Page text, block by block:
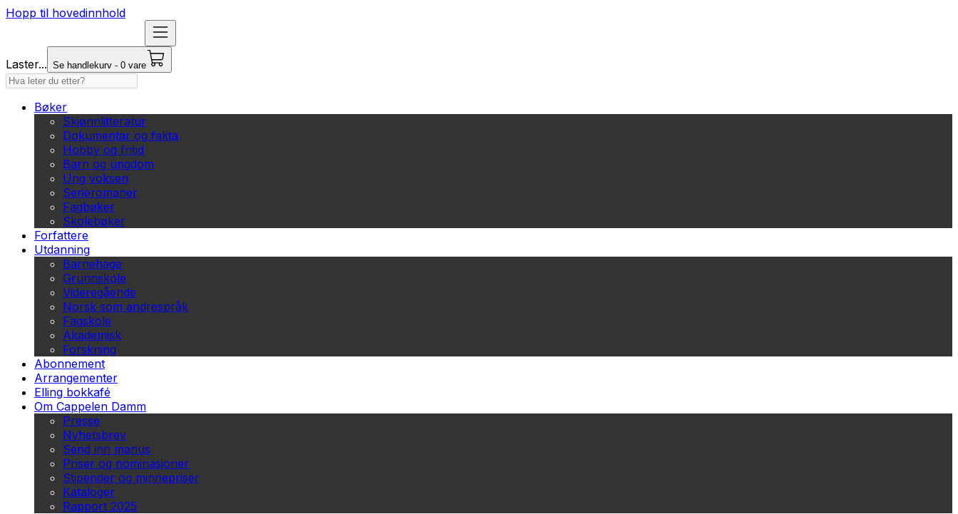
Hopp til hovedinnhold
Laster... Se handlekurv - 0 vare
Bøker
Skjønnlitteratur
Dokumentar og fakta
Hobby og fritid
Barn og ungdom
Ung voksen
Serieromaner
Fagbøker
Skolebøker
Forfattere
Utdanning
Barnehage
Grunnskole
Videregående
Norsk som andrespråk
Fagskole
Akademisk
Forskning
Abonnement
Arrangementer
Elling bokkafé
Om Cappelen Damm
Presse
Nyhetsbrev
Send inn manus
Priser og nominasjoner
Stipender og minnepriser
Kataloger
Rapport 2025